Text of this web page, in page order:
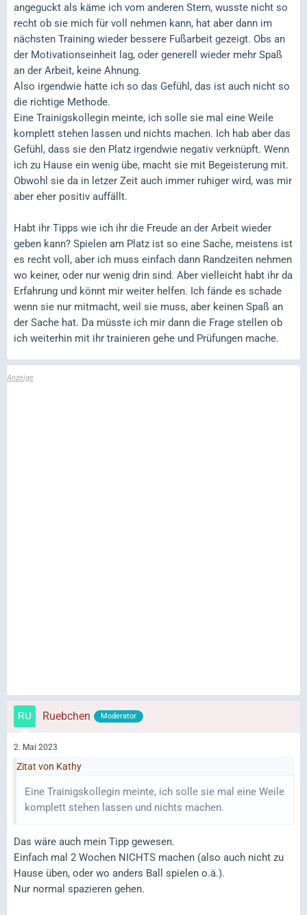
angeguckt als käme ich vom anderen Stern, wusste nicht so
recht ob sie mich für voll nehmen kann, hat aber dann im
nächsten Training wieder bessere Fußarbeit gezeigt. Obs an
der Motivationseinheit lag, oder generell wieder mehr Spaß
an der Arbeit, keine Ahnung.
Also irgendwie hatte ich so das Gefühl, das ist auch nicht so
die richtige Methode.
Eine Trainigskollegin meinte, ich solle sie mal eine Weile
komplett stehen lassen und nichts machen. Ich hab aber das
Gefühl, dass sie den Platz irgendwie negativ verknüpft. Wenn
ich zu Hause ein wenig übe, macht sie mit Begeisterung mit.
Obwohl sie da in letzer Zeit auch immer ruhiger wird, was mir
aber eher positiv auffällt.
Habt ihr Tipps wie ich ihr die Freude an der Arbeit wieder
geben kann? Spielen am Platz ist so eine Sache, meistens ist
es recht voll, aber ich muss einfach dann Randzeiten nehmen
wo keiner, oder nur wenig drin sind. Aber vielleicht habt ihr da
Erfahrung und könnt mir weiter helfen. Ich fände es schade
wenn sie nur mitmacht, weil sie muss, aber keinen Spaß an
der Sache hat. Da müsste ich mir dann die Frage stellen ob
ich weiterhin mit ihr trainieren gehe und Prüfungen mache.
Ruebchen Moderator
2. Mai 2023
Zitat von Kathy
Eine Trainigskollegin meinte, ich solle sie mal eine Weile
komplett stehen lassen und nichts machen.
Das wäre auch mein Tipp gewesen.
Einfach mal 2 Wochen NICHTS machen (also auch nicht zu
Hause üben, oder wo anders Ball spielen o.ä.).
Nur normal spazieren gehen.